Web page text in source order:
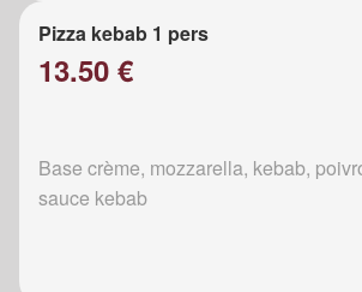
Pizza kebab 1 pers
13.50 €
Base crème, mozzarella, kebab,
sauce kebab